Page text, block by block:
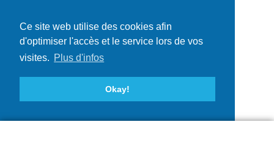
Ce site web utilise des cookies afin
d'optimiser l'accès et le service lors de vos
visites. Plus d'infos
Okay!